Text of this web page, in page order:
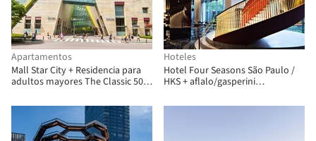
Apartamentos
Mall Star City + Residencia para
adultos mayores The Classic 500
Hoteles
Hotel Four Seasons São Paulo /
HKS + aflalo/gasperini